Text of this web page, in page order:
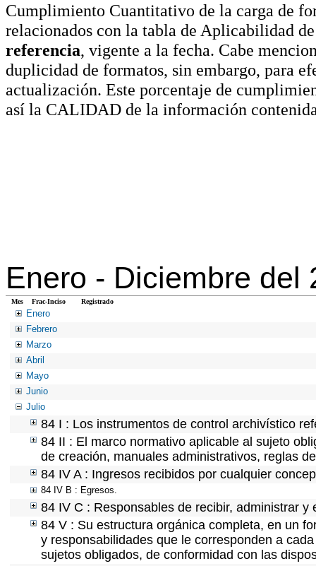
Cumplimiento Cuantitativo de la carga de
relacionados con la tabla de Aplicabilidad
referencia, vigente a la fecha. Cabe
duplicidad de formatos, sin embargo, para
actualización. Este porcentaje de
así la CALIDAD de la información
Enero - Diciembre del
Mes Frac-Inciso Registrado
Enero
Febrero
Marzo
Abril
Mayo
Junio
Julio
84 I : Los instrumentos de control archivístico
84 II : El marco normativo aplicable al sujeto
de creación, manuales administrativos, reglas
84 IV A : Ingresos recibidos por cualquier
84 IV B : Egresos.
84 IV C : Responsables de recibir, administrar y
84 V : Su estructura orgánica completa, en un
y responsabilidades que le corresponden a
sujetos obligados, de conformidad con las